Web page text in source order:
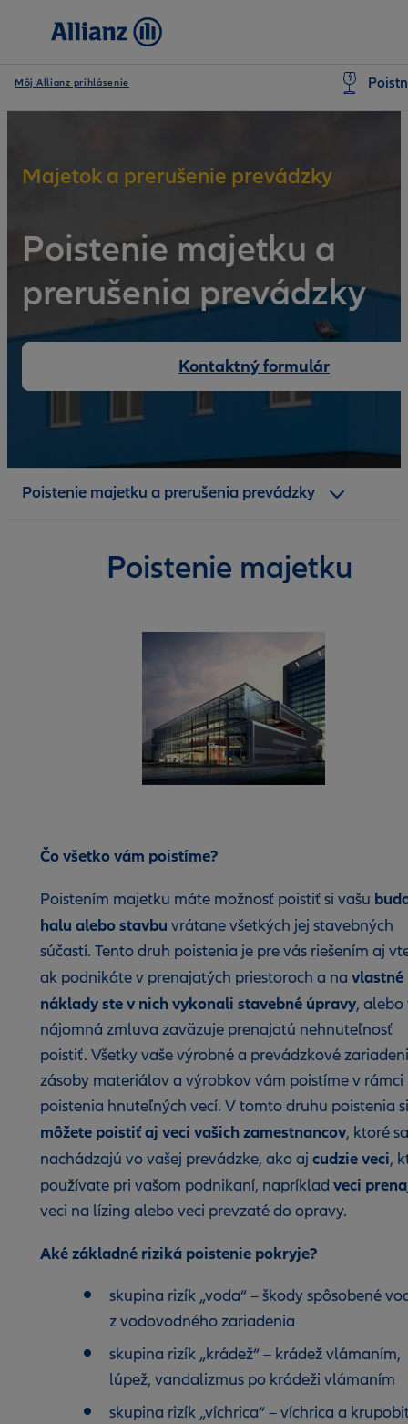
Môj Allianz prihlásenie
Majetok a prerušenie prevádzky
Poistenie majetku a
prerušenia prevádzky
Kontaktný formulár
Poistenie majetku a prerušenia prevádzky
Poistenie
Kontaktný formulár
Dokumenty
Poistenie majetku
Čo všetko vám poistíme?
Poistením majetku máte možnosť poistiť si vašu
halu alebo stavbu vrátane všetkých jej stavebných
súčastí. Tento druh poistenia je pre vás riešením aj
ak podnikáte v prenajatých priestoroch a na vlastné
náklady ste v nich vykonali stavebné úpravy, alebo
nájomná zmluva zaväzuje prenajatú nehnuteľnosť
poistiť. Všetky vaše výrobné a prevádzkové
zásoby materiálov a výrobkov vám poistíme v rámci
poistenia hnuteľných vecí. V tomto druhu poistenia si
môžete poistiť aj veci vašich zamestnancov, ktoré sa
nachádzajú vo vašej prevádzke, ako aj cudzie veci,
používate pri vašom podnikaní, napríklad veci
veci na lízing alebo veci prevzaté do opravy.
Aké základné riziká poistenie pokryje?
skupina rizík „voda“ – škody spôsobené
z vodovodného zariadenia
skupina rizík „krádež“ – krádež vlámaním,
lúpež, vandalizmus po krádeži vlámaním
skupina rizík „víchrica“ – víchrica a